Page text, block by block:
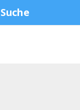
Suche